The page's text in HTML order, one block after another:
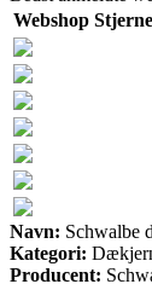
Webshop
Navn: Schwalbe
Kategori:
Producent: